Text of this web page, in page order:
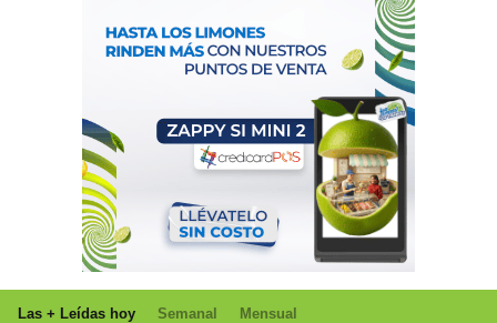
Las + Leídas hoy Semanal Mensual